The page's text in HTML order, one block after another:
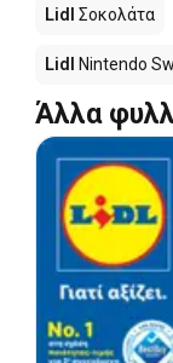
Lidl Σοκολάτα
Lidl Nintendo
Άλλα